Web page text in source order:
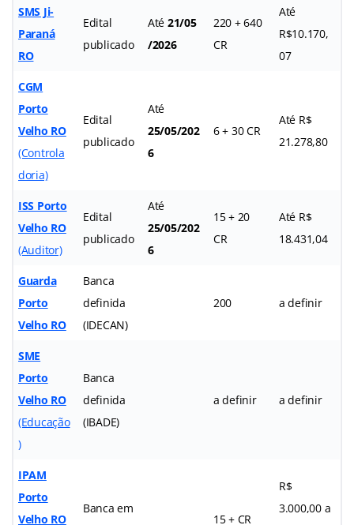
SMS Ji-
Paraná
RO
Edital
publicado
Até 21/05
/2026
220 + 640
CR
Até
R$10.170,
07
CGM
Porto
Velho RO
(Controla
doria)
Edital
publicado
Até
25/05/202
6
6 + 30 CR
Até R$
21.278,80
ISS Porto
Velho RO
(Auditor)
Edital
publicado
Até
25/05/202
6
15 + 20
CR
Até R$
18.431,04
Guarda
Porto
Velho RO
Banca
definida
(IDECAN)
200 a definir
SME
Porto
Velho RO
(Educação
)
Banca
definida
(IBADE)
a definir a definir
IPAM
Porto
Velho RO
Banca em
15 + CR
R$
3.000,00 a